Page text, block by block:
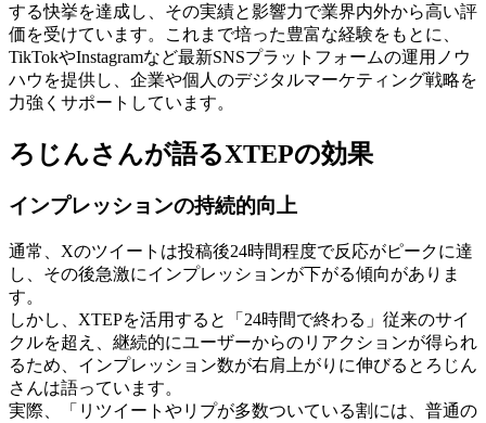
する快挙を達成し、その実績と影響力で業界内外から高い評
価を受けています。これまで培った豊富な経験をもとに、
TikTokやInstagramなど最新SNSプラットフォームの運用ノウ
ハウを提供し、企業や個人のデジタルマーケティング戦略を
力強くサポートしています。
ろじんさんが語るXTEPの効果
インプレッションの持続的向上
通常、Xのツイートは投稿後24時間程度で反応がピークに達
し、その後急激にインプレッションが下がる傾向がありま
す。
しかし、XTEPを活用すると「24時間で終わる」従来のサイ
クルを超え、継続的にユーザーからのリアクションが得られ
るため、インプレッション数が右肩上がりに伸びるとろじん
さんは語っています。
実際、「リツイートやリプが多数ついている割には、普通の